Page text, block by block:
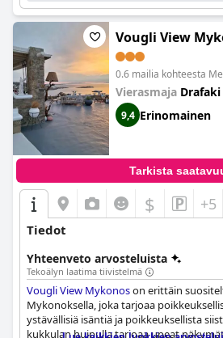
vaikka muutama arvostelu olikin
Orpheas Roomstarjoaa hyvän
pienellä budjetilla asuville, jotka haluavat
erinomaista palvelua.
Vougli View
0.6 mailia kohteesta
Vierasmaja Drafaki
9,4 Erinomainen
Tarkista
$ +5
Tiedot
Yhteenveto arvosteluista
Tekoälyn laatima tiivistelmä
Vougli View Mykonoson erittäin
Mykonoksella, joka tarjoaa
ystävällisiä isäntiä ja poikkeuksellista
kukkulan huipulla tarjoaa upeat